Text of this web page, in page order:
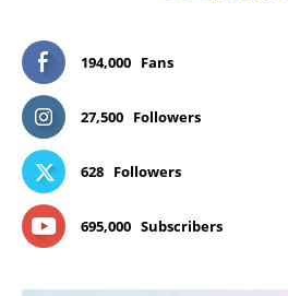
194,000 Fans
27,500 Followers
628 Followers
695,000 Subscribers